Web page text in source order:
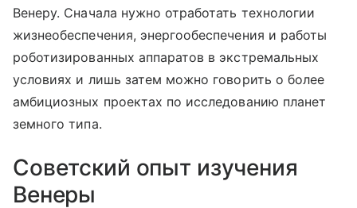
Венеру. Сначала нужно отработать технологии
жизнеобеспечения, энергообеспечения и работы
роботизированных аппаратов в экстремальных
условиях и лишь затем можно говорить о более
амбициозных проектах по исследованию планет
земного типа.
Советский опыт изучения
Венеры